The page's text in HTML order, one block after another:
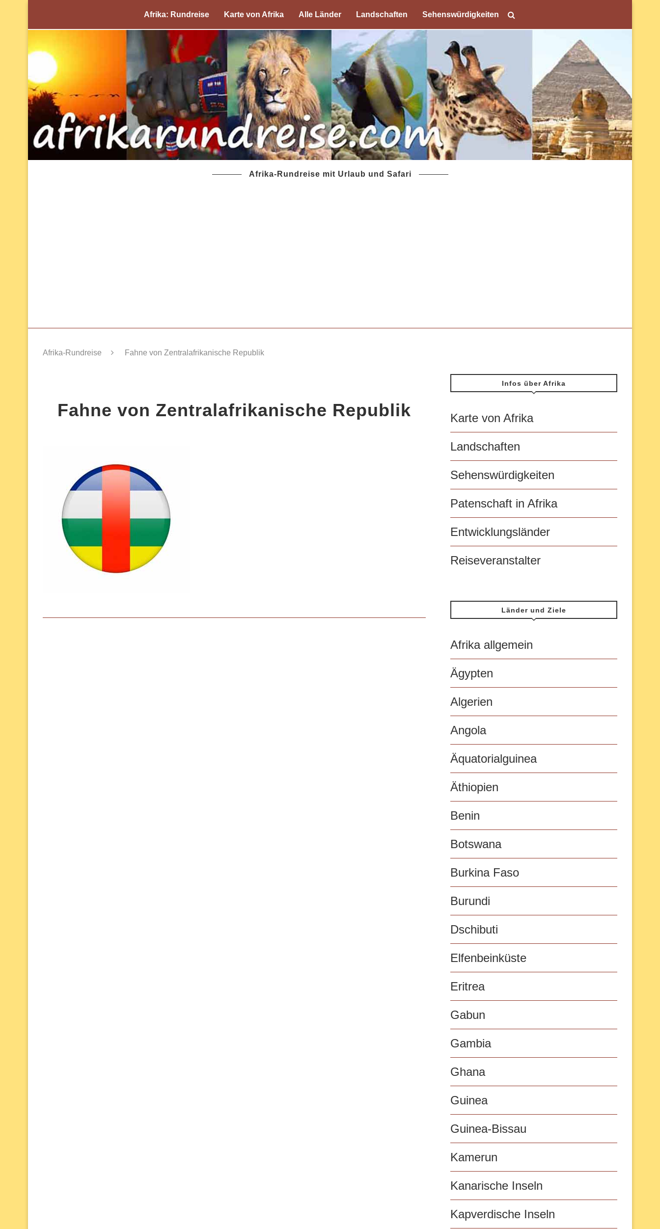
Afrika: Rundreise Karte von Afrika Alle Länder Landschaften Sehenswürdigkeiten
Afrika-Rundreise mit Urlaub und Safari
Afrika-Rundreise Fahne von Zentralafrikanische Republik
Fahne von Zentralafrikanische Republik
Infos über Afrika
Karte von Afrika
Landschaften
Sehenswürdigkeiten
Patenschaft in Afrika
Entwicklungsländer
Reiseveranstalter
Länder und Ziele
Afrika allgemein
Ägypten
Algerien
Angola
Äquatorialguinea
Äthiopien
Benin
Botswana
Burkina Faso
Burundi
Dschibuti
Elfenbeinküste
Eritrea
Gabun
Gambia
Ghana
Guinea
Guinea-Bissau
Kamerun
Kanarische Inseln
Kapverdische Inseln